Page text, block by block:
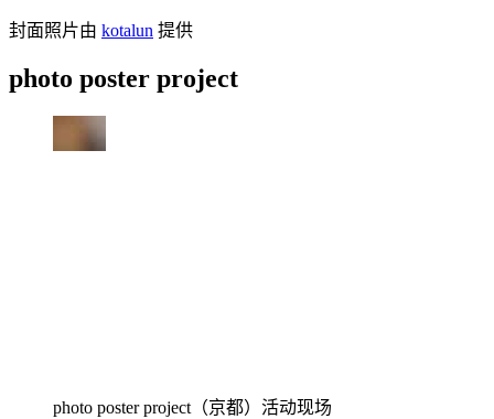
封面照片由 kotalun 提供
photo poster project
photo poster project（京都）活动现场